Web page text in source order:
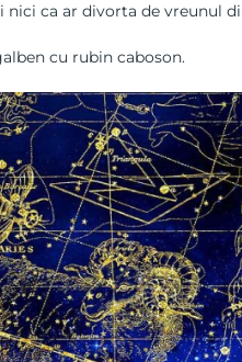
ca ar divorta de vreunul
cu rubin caboson.